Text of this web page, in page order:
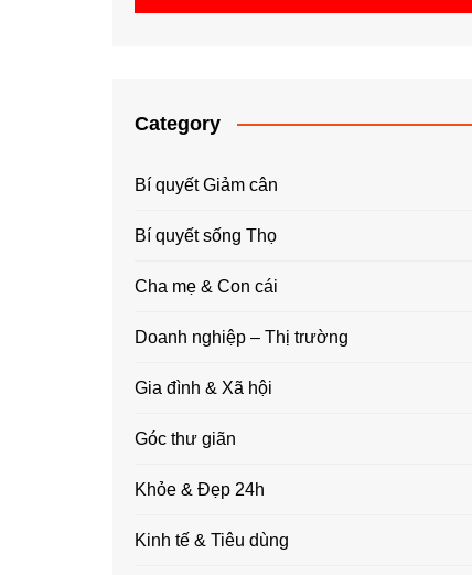
Category
Bí quyết Giảm cân
Bí quyết sống Thọ
Cha mẹ & Con cái
Doanh nghiệp – Thị trường
Gia đình & Xã hội
Góc thư giãn
Khỏe & Đẹp 24h
Kinh tế & Tiêu dùng